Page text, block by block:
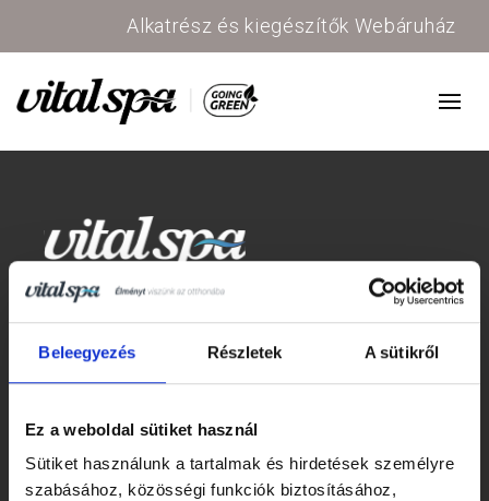
Beleegyezés Részletek A sütikről
Ez a weboldal sütiket használ
Sütiket használunk a tartalmak és hirdetések személyre
szabásához, közösségi funkciók biztosításához,
Alkatrész és kiegészítők Webáruház
BEMUTATÓTERMÜNK CÍME, TELEFONSZÁMA
(Orlen benzinkút mellett)
+ 36 1 700 2135